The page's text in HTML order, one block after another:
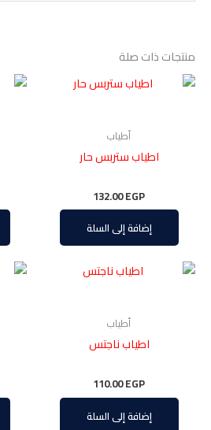
منتجات ذات صلة
أطياب
اطياب ستربس حار
132.00EGP
إضافة إلى السلة
أطياب
اطياب ناجتس
110.00EGP
إضافة إلى السلة